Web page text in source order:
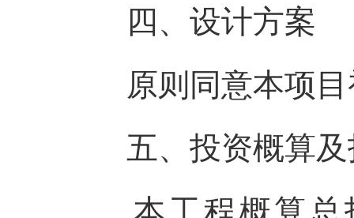
四、设计方案
原则同意本项目
五、投资概算